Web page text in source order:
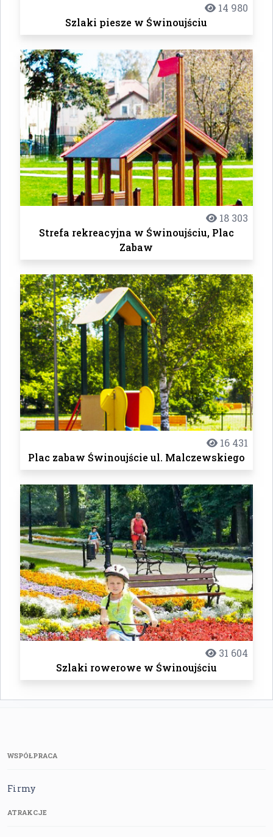
14 980
Szlaki piesze w Świnoujściu
18 303
Strefa rekreacyjna w Świnoujściu, Plac
Zabaw
16 431
Plac zabaw Świnoujście ul. Malczewskiego
31 604
Szlaki rowerowe w Świnoujściu
WSPÓŁPRACA
Firmy
ATRAKCJE